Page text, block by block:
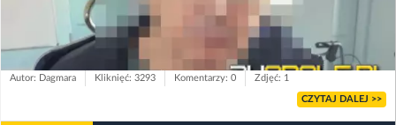
Autor: Dagmara Kliknięć: 3293 Komentarzy: 0 Zdjęć: 1
CZYTAJ DALEJ >>